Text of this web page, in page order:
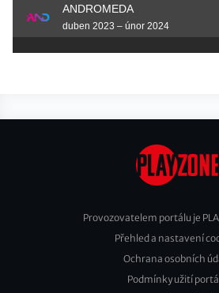
ANDROMEDA
duben 2023 – únor 2024
Footer
Provozovatelem portálu je
Přehled a nastavení
Ochrana osobních
Podmínky užití